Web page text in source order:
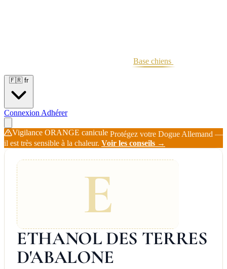
Base chiens
🇫🇷 fr
Connexion Adhérer
Vigilance ORANGE canicule Protégez votre Dogue Allemand —
il est très sensible à la chaleur. Voir les conseils →
E
ETHANOL DES TERRES
D'ABALONE